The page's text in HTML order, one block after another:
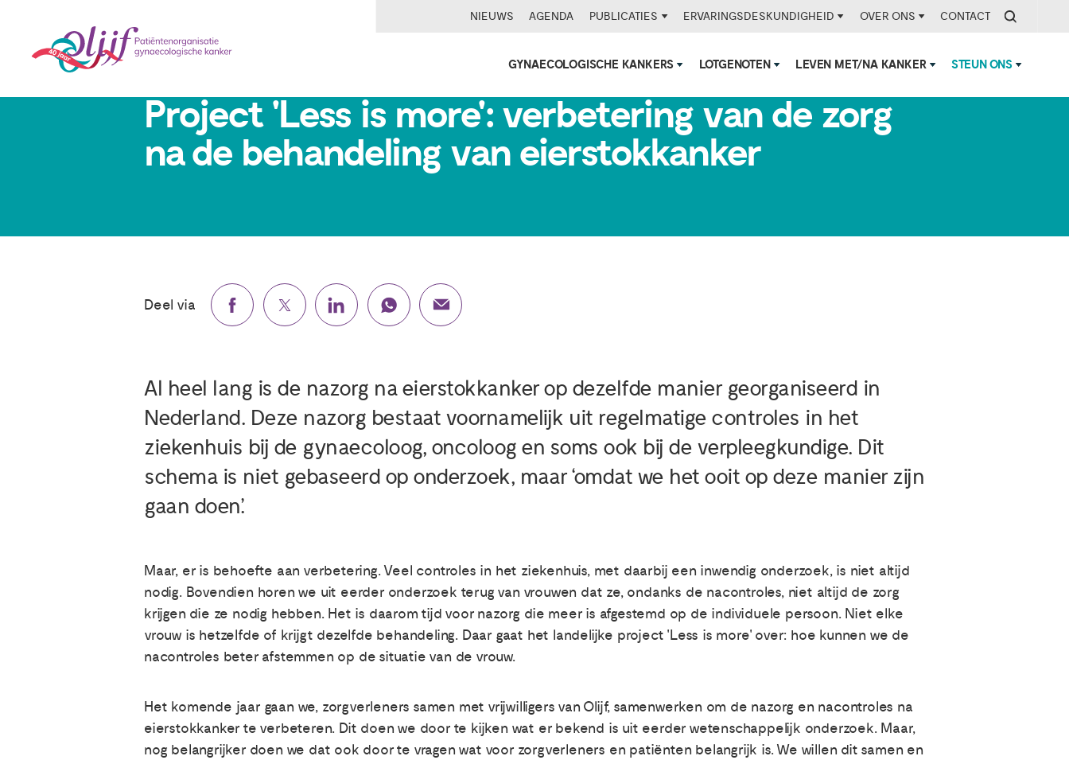
NIEUWS AGENDA PUBLICATIES ERVARINGSDESKUNDIGHEID OVER ONS CONTACT
GYNAECOLOGISCHE KANKERS LOTGENOTEN LEVEN MET/NA KANKER STEUN ONS
Project 'Less is more': verbetering van de zorg
na de behandeling van eierstokkanker
Deel via
Al heel lang is de nazorg na eierstokkanker op dezelfde manier georganiseerd in
Nederland. Deze nazorg bestaat voornamelijk uit regelmatige controles in het
ziekenhuis bij de gynaecoloog, oncoloog en soms ook bij de verpleegkundige. Dit
schema is niet gebaseerd op onderzoek, maar ‘omdat we het ooit op deze manier zijn
gaan doen’.
Maar, er is behoefte aan verbetering. Veel controles in het ziekenhuis, met daarbij een inwendig onderzoek, is niet altijd
nodig. Bovendien horen we uit eerder onderzoek terug van vrouwen dat ze, ondanks de nacontroles, niet altijd de zorg
krijgen die ze nodig hebben. Het is daarom tijd voor nazorg die meer is afgestemd op de individuele persoon. Niet elke
vrouw is hetzelfde of krijgt dezelfde behandeling. Daar gaat het landelijke project 'Less is more' over: hoe kunnen we de
nacontroles beter afstemmen op de situatie van de vrouw.
Het komende jaar gaan we, zorgverleners samen met vrijwilligers van Olijf, samenwerken om de nazorg en nacontroles na
eierstokkanker te verbeteren. Dit doen we door te kijken wat er bekend is uit eerder wetenschappelijk onderzoek. Maar,
nog belangrijker doen we dat ook door te vragen wat voor zorgverleners en patiënten belangrijk is. We willen dit samen en